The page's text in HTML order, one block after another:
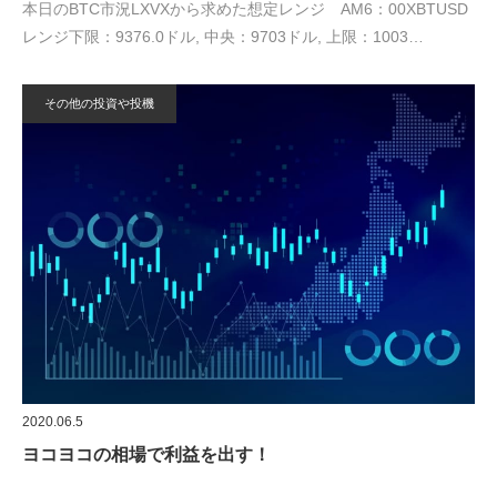
本日のBTC市況LXVXから求めた想定レンジ AM6：00XBTUSD
レンジ下限：9376.0ドル, 中央：9703ドル, 上限：1003…
その他の投資や投機
2020.06.5
ヨコヨコの相場で利益を出す！